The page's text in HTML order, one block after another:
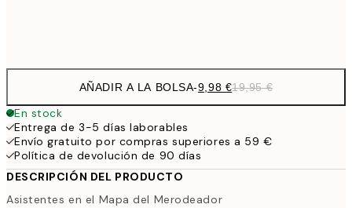
AÑADIR A LA BOLSA-9,98 €19,95 €
En stock
Entrega de 3-5 días laborables
Envío gratuito por compras superiores a 59 €
Política de devolución de 90 días
DESCRIPCIÓN DEL PRODUCTO
Asistentes en el Mapa del Merodeador